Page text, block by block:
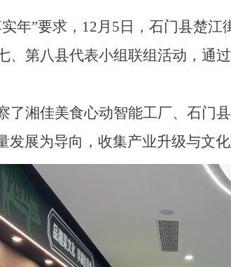
年”要求，12月5日，石门县楚
、第八县代表小组联组活动，通
了湘佳美食心动智能工厂、石门
展为导向，收集产业升级与文化